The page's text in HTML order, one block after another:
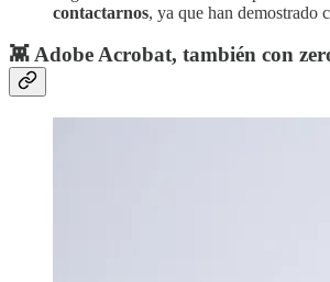
contactarnos, ya que han demostrado
👾 Adobe Acrobat, también con